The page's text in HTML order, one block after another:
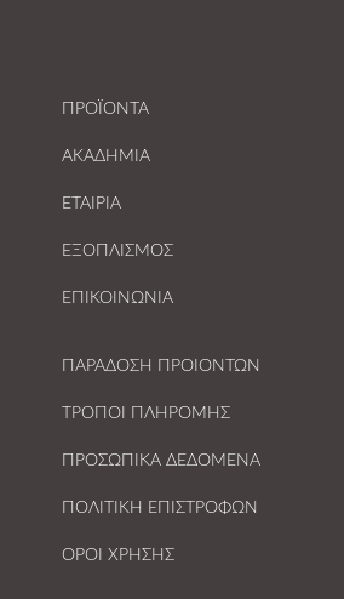
ΠΡΟΪΟΝΤΑ
ΑΚΑΔΗΜΙΑ
ΕΤΑΙΡΙΑ
ΕΞΟΠΛΙΣΜΟΣ
ΕΠΙΚΟΙΝΩΝΙΑ
ΠΑΡΑΔΟΣΗ ΠΡΟΙΟΝΤΩΝ
ΤΡΟΠΟΙ ΠΛΗΡΟΜΗΣ
ΠΡΟΣΩΠΙΚΑ ΔΕΔΟΜΕΝΑ
ΠΟΛΙΤΙΚΗ ΕΠΙΣΤΡΟΦΩΝ
ΟΡΟΙ ΧΡΗΣΗΣ